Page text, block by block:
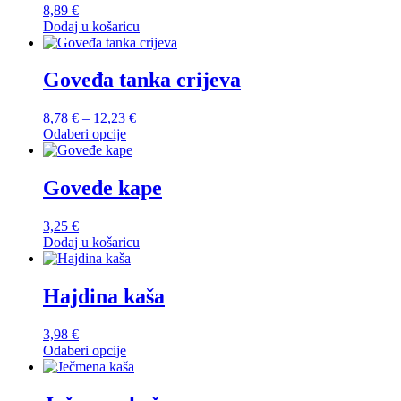
Opcije
se
mogu
na
stranici
proizvoda
8,89 €
Dodaj u košaricu
Goveđa tanka crijeva
8,78 € – 12,23 €Raspon
12,23 €
Odaberi opcije
Ovaj
ima
više
Opcije
se
mogu
na
stranici
proizvoda
Goveđe kape
3,25 €
Dodaj u košaricu
Hajdina kaša
3,98 €
Odaberi opcije
Ovaj
ima